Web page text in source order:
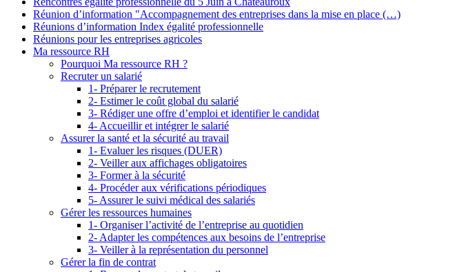
Réunion d’information "Accompagnement des entreprises dans la mise en place (…)
Réunions d’information Index égalité professionnelle
Réunions pour les entreprises agricoles
Ma ressource RH
Pourquoi Ma ressource RH ?
Recruter un salarié
1- Préparer le recrutement
2- Estimer le coût global du salarié
3- Rédiger une offre d’emploi et identifier le candidat
4- Accueillir et intégrer le salarié
Assurer la santé et la sécurité au travail
1- Evaluer les risques (DUER)
2- Veiller aux affichages obligatoires
3- Former à la sécurité
4- Procéder aux vérifications périodiques
5- Assurer le suivi médical des salariés
Gérer les ressources humaines
1- Organiser l’activité de l’entreprise au quotidien
2- Adapter les compétences aux besoins de l’entreprise
3- Veiller à la représentation du personnel
Gérer la fin de contrat